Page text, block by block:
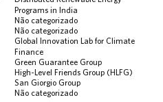
Programs in India
Não categorizado
Não categorizado
Global Innovation Lab for Climate
Finance
Green Guarantee Group
High-Level Friends Group (HLFG)
San Giorgio Group
Não categorizado